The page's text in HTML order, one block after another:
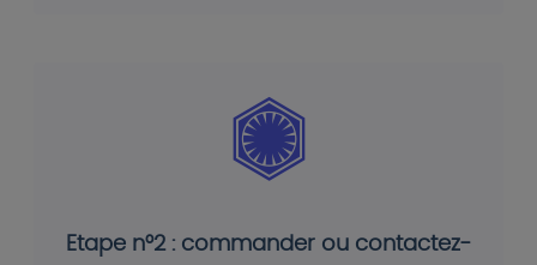
Etape n°2 : commander ou contactez-